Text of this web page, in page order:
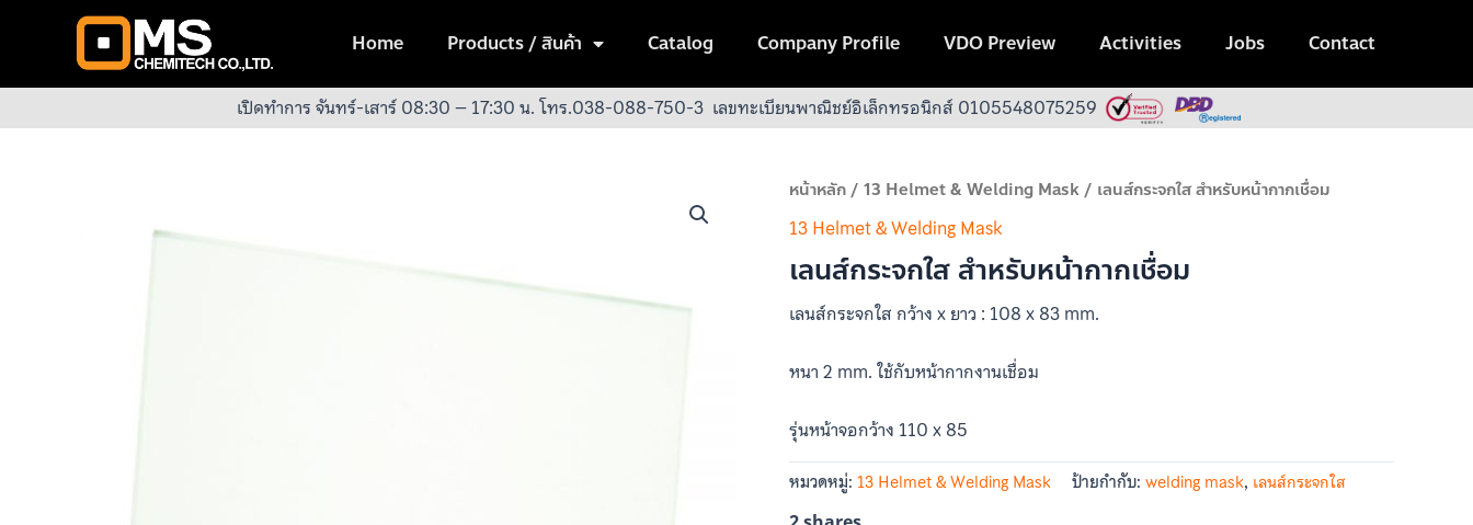
Home Products / สินค้า Catalog Company Profile VDO Preview Activities Jobs Contact
เปิดทำการ จันทร์-เสาร์ 08:30 – 17:30 น.โทร.038-088-750-3 เลขทะเบียนพาณิชย์อิเล็กทรอนิกส์ 0105548075259
หน้าหลัก/ 13 Helmet & Welding Mask/ เลนส์กระจกใส สำหรับหน้ากากเชื่อม
13 Helmet & Welding Mask
เลนส์กระจกใส สำหรับหน้ากากเชื่อม
เลนส์กระจกใส กว้าง x ยาว : 108 x 83 mm.
หนา 2 mm. ใช้กับหน้ากากงานเชื่อม
รุ่นหน้าจอกว้าง 110 x 85
หมวดหมู่: 13 Helmet & Welding Mask ป้ายกำกับ: welding mask, เลนส์กระจกใส